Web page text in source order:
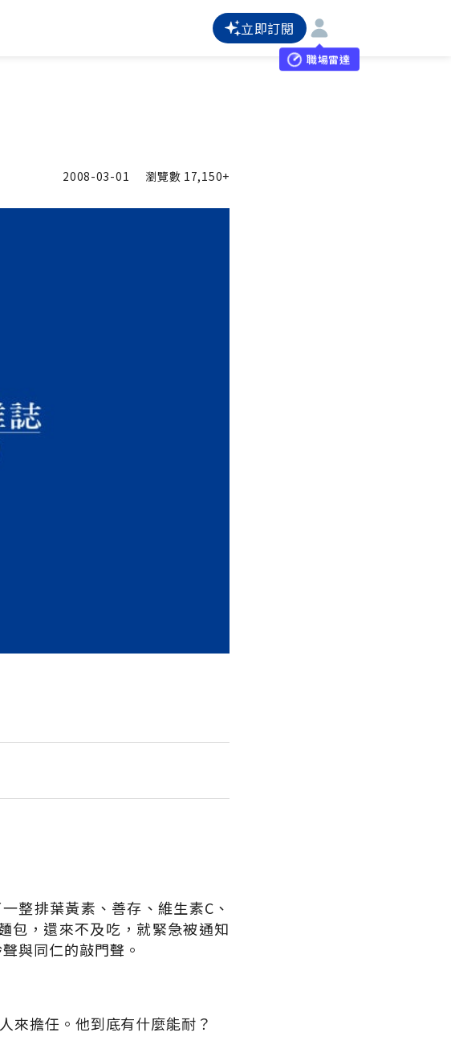
立即訂閱
職場雷達
2008-03-01 瀏覽數 17,150+
整排葉黃素、善存、維生素C、
包，還來不及吃，就緊急被通知
與同仁的敲門聲。
來擔任。他到底有什麼能耐？